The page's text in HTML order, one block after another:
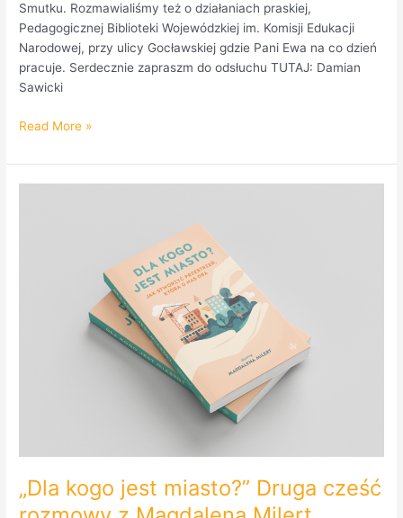
Smutku. Rozmawialiśmy też o działaniach praskiej,
Pedagogicznej Biblioteki Wojewódzkiej im. Komisji Edukacji
Narodowej, przy ulicy Gocławskiej gdzie Pani Ewa na co dzień
pracuje. Serdecznie zapraszm do odsłuchu TUTAJ: Damian
Sawicki
Read More »
„Dla kogo jest miasto?” Druga cześć